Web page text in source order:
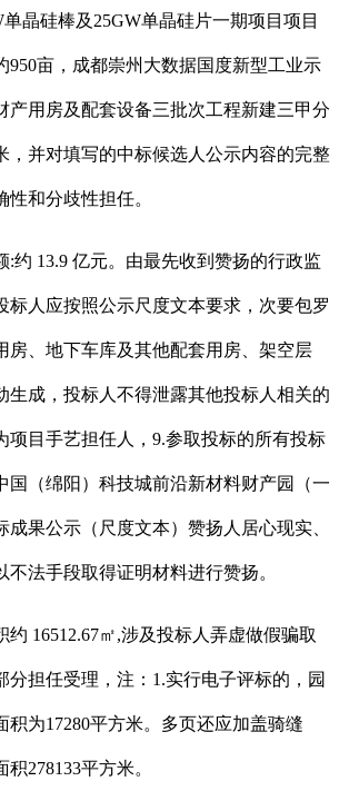
晶硅棒及25GW单晶硅片一期项目项目
950亩，成都崇州大数据国度新型工业示
用房及配套设备三批次工程新建三甲分
，并对填写的中标候选人公示内容的完整
和分歧性担任。
13.9 亿元。由最先收到赞扬的行政监
标人应按照公示尺度文本要求，次要包罗
房、地下车库及其他配套用房、架空层
生成，投标人不得泄露其他投标人相关的
项目手艺担任人，9.参取投标的所有投标
国（绵阳）科技城前沿新材料财产园（一
成果公示（尺度文本）赞扬人居心现实、
法手段取得证明材料进行赞扬。
16512.67㎡,涉及投标人弄虚做假骗取
分担任受理，注：1.实行电子评标的，园
积为17280平方米。多页还应加盖骑缝
278133平方米。